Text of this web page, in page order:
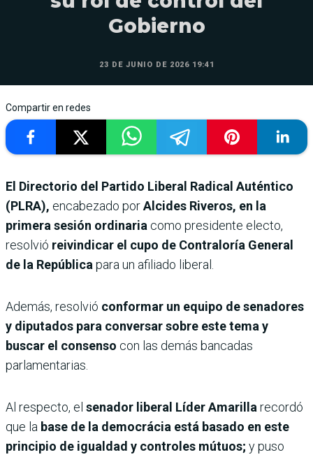
Gobierno
23 DE JUNIO DE 2026 19:41
Compartir en redes
El Directorio del Partido Liberal Radical Auténtico
(PLRA), encabezado porAlcides Riveros, en la
primera sesión ordinaria como presidente electo,
resolvió reivindicar el cupo de Contraloría General
de la República para un afiliado liberal.
Además, resolvió conformar un equipo de senadores
y diputados para conversar sobre este tema y
buscar el consenso con las demás bancadas
parlamentarias.
Al respecto, el senador liberal Líder Amarilla recordó
que la base de la democrácia está basado en este
principio de igualdad y controles mútuos; y puso